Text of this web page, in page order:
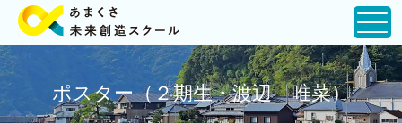
ポスター（２期生・渡辺 唯菜）